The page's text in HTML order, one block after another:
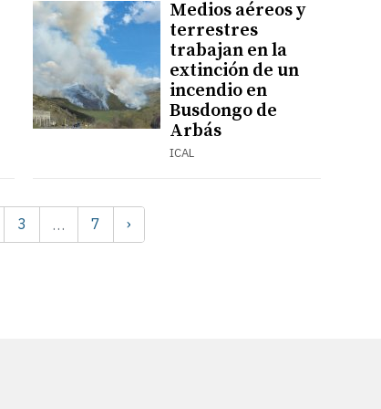
Medios aéreos y
terrestres
trabajan en la
extinción de un
incendio en
Busdongo de
Arbás
ICAL
3 … 7 ›